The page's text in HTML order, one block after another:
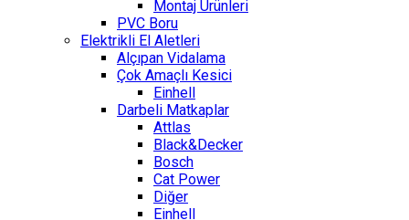
Montaj Ürünleri
PVC Boru
Elektrikli El Aletleri
Alçıpan Vidalama
Çok Amaçlı Kesici
Einhell
Darbeli Matkaplar
Attlas
Black&Decker
Bosch
Cat Power
Diğer
Einhell